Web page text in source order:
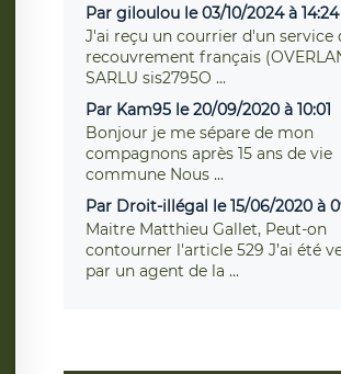
Par giloulou le 03/10/2024 à 14:24
J'ai reçu un courrier d'un service
recouvrement français
SARLU sis2795O ...
Par Kam95 le 20/09/2020 à 10:01
Bonjour je me sépare de mon
compagnons après 15 ans de vie
commune Nous ...
Par Droit-illégal le 15/06/2020 à
Maitre Matthieu Gallet, Peut-on
contourner l'article 529 J’ai été
par un agent de la ...